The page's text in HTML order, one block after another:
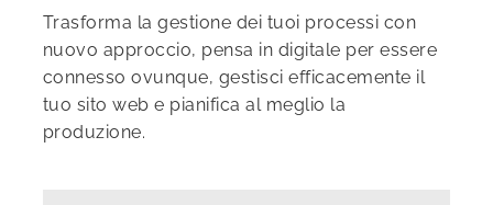
Trasforma la gestione dei tuoi processi con
nuovo approccio, pensa in digitale per essere
connesso ovunque, gestisci efficacemente il
tuo sito web e pianifica al meglio la
produzione.